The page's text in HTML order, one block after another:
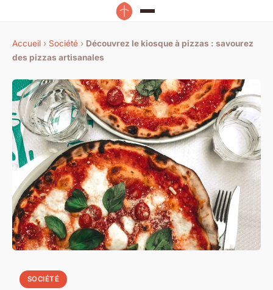
Accueil › Société › Découvrez le kiosque à pizzas : savourez
des pizzas artisanales
SOCIÉTÉ